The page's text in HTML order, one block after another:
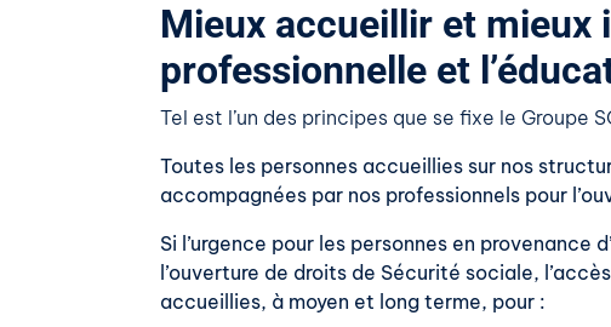
Mieux accueillir et mieux
professionnelle et
Tel est l’un des principes que se fixe le Groupe
Toutes les personnes accueillies sur nos
accompagnées par nos professionnels pour
Si l’urgence pour les personnes en
l’ouverture de droits de Sécurité sociale,
accueillies, à moyen et long terme, pour :